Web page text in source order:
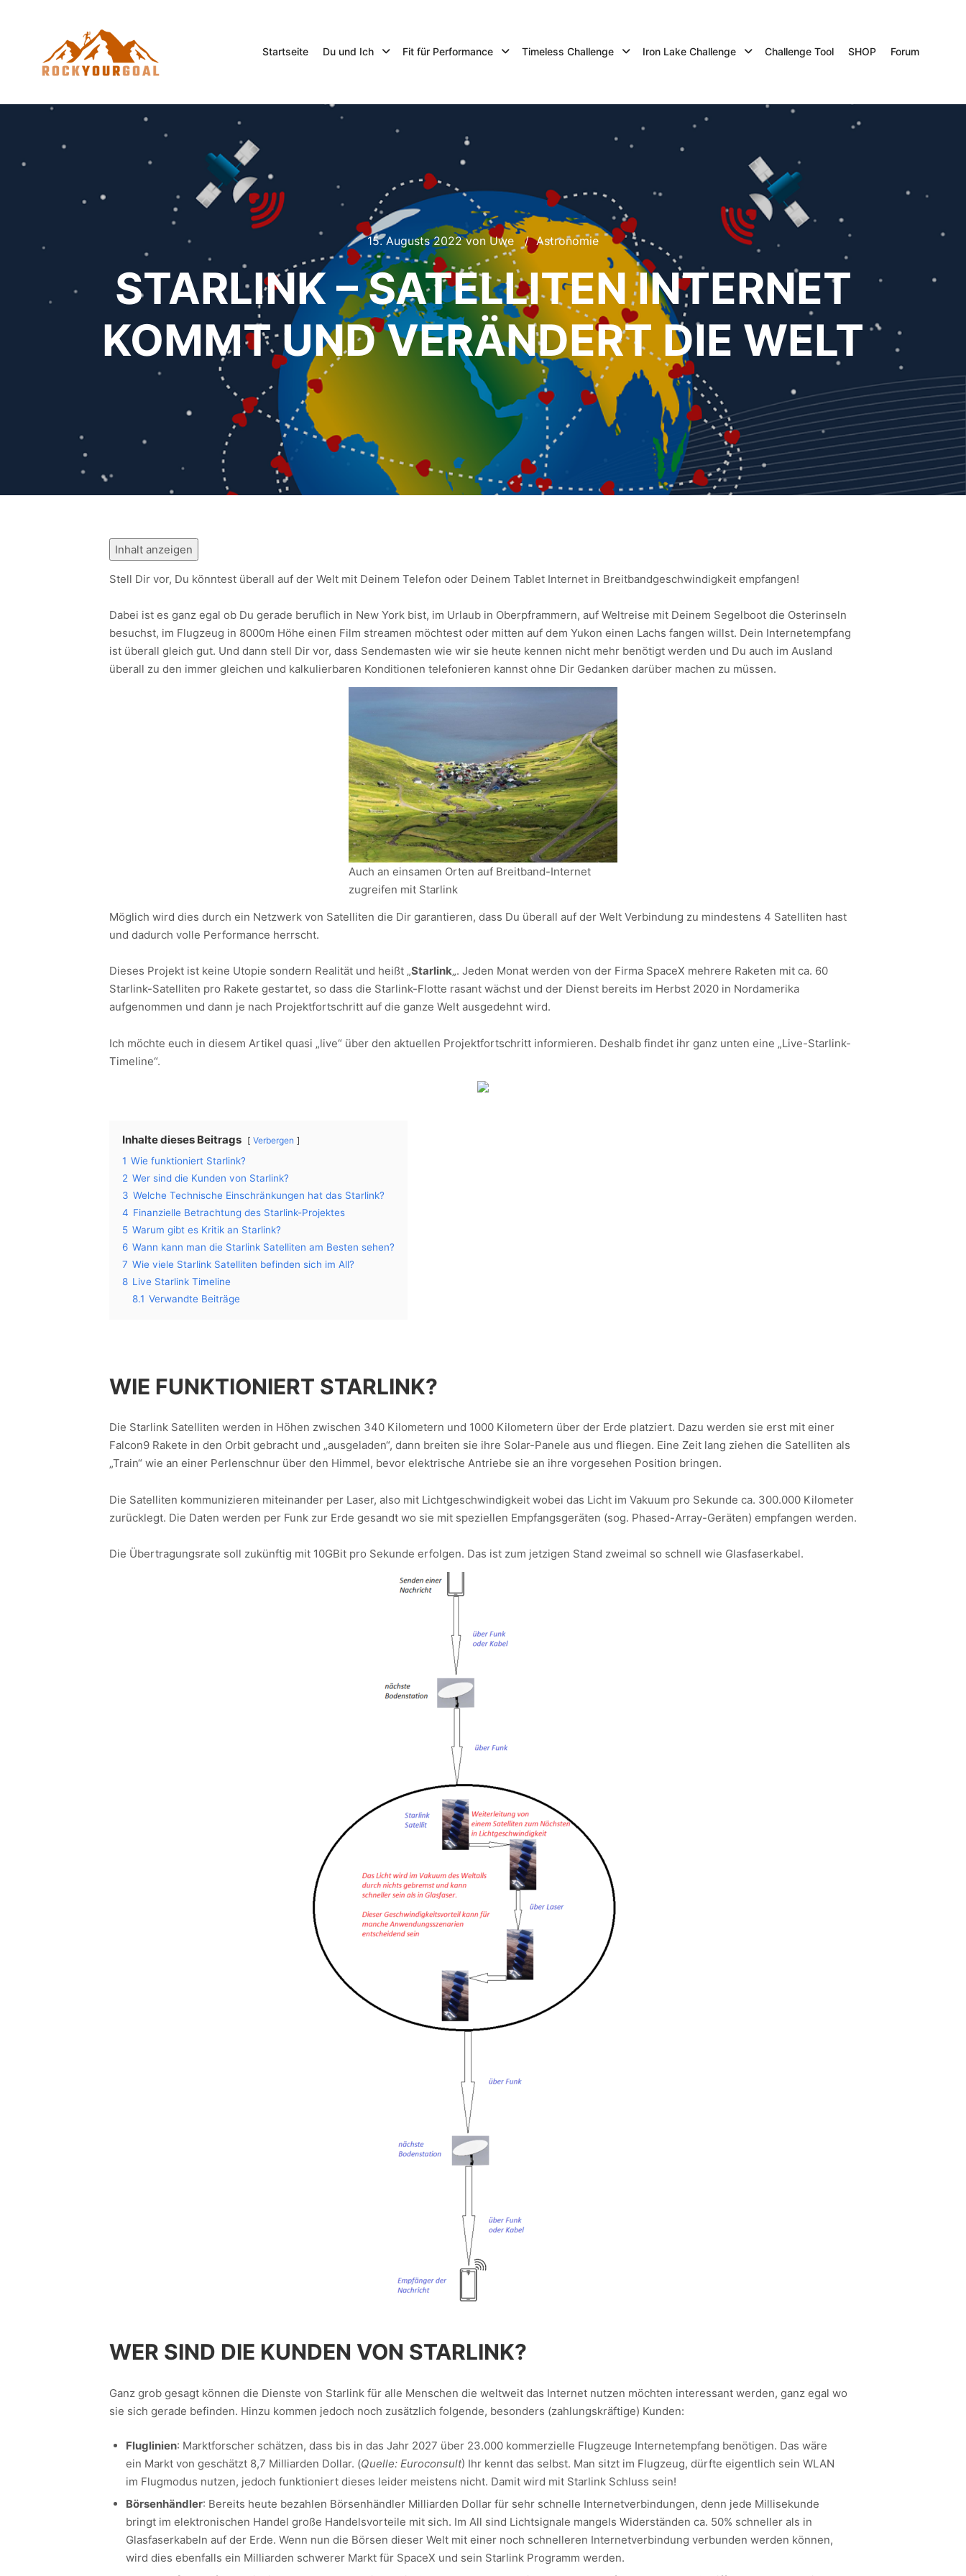
Startseite Du und Ich Fit für Performance Timeless Challenge Iron Lake Challenge Challenge Tool SHOP Forum
15. Augusts 2022von Uwe Astronomie
STARLINK – SATELLITEN INTERNET
KOMMT UND VERÄNDERT DIE WELT
Inhalt anzeigen
Stell Dir vor, Du könntest überall auf der Welt mit Deinem Telefon oder Deinem Tablet Internet in Breitbandgeschwindigkeit empfangen!
Dabei ist es ganz egal ob Du gerade beruflich in New York bist, im Urlaub in Oberpframmern, auf Weltreise mit Deinem Segelboot die Osterinseln
besuchst, im Flugzeug in 8000m Höhe einen Film streamen möchtest oder mitten auf dem Yukon einen Lachs fangen willst. Dein Internetempfang
ist überall gleich gut. Und dann stell Dir vor, dass Sendemasten wie wir sie heute kennen nicht mehr benötigt werden und Du auch im Ausland
überall zu den immer gleichen und kalkulierbaren Konditionen telefonieren kannst ohne Dir Gedanken darüber machen zu müssen.
Auch an einsamen Orten auf Breitband-Internet
zugreifen mit Starlink
Möglich wird dies durch ein Netzwerk von Satelliten die Dir garantieren, dass Du überall auf der Welt Verbindung zu mindestens 4 Satelliten hast
und dadurch volle Performance herrscht.
Dieses Projekt ist keine Utopie sondern Realität und heißt „Starlink„. Jeden Monat werden von der Firma SpaceX mehrere Raketen mit ca. 60
Starlink-Satelliten pro Rakete gestartet, so dass die Starlink-Flotte rasant wächst und der Dienst bereits im Herbst 2020 in Nordamerika
aufgenommen und dann je nach Projektfortschritt auf die ganze Welt ausgedehnt wird.
Ich möchte euch in diesem Artikel quasi „live“ über den aktuellen Projektfortschritt informieren. Deshalb findet ihr ganz unten eine „Live-Starlink-
Timeline“.
Inhalte dieses Beitrags Verbergen
1 Wie funktioniert Starlink?
2 Wer sind die Kunden von Starlink?
3 Welche Technische Einschränkungen hat das Starlink?
4 Finanzielle Betrachtung des Starlink-Projektes
5 Warum gibt es Kritik an Starlink?
6 Wann kann man die Starlink Satelliten am Besten sehen?
7 Wie viele Starlink Satelliten befinden sich im All?
8 Live Starlink Timeline
8.1 Verwandte Beiträge
WIE FUNKTIONIERT STARLINK?
Die Starlink Satelliten werden in Höhen zwischen 340 Kilometern und 1000 Kilometern über der Erde platziert. Dazu werden sie erst mit einer
Falcon9 Rakete in den Orbit gebracht und „ausgeladen“, dann breiten sie ihre Solar-Panele aus und fliegen. Eine Zeit lang ziehen die Satelliten als
„Train“ wie an einer Perlenschnur über den Himmel, bevor elektrische Antriebe sie an ihre vorgesehen Position bringen.
Die Satelliten kommunizieren miteinander per Laser, also mit Lichtgeschwindigkeit wobei das Licht im Vakuum pro Sekunde ca. 300.000 Kilometer
zurücklegt. Die Daten werden per Funk zur Erde gesandt wo sie mit speziellen Empfangsgeräten (sog. Phased-Array-Geräten) empfangen werden.
Die Übertragungsrate soll zukünftig mit 10GBit pro Sekunde erfolgen. Das ist zum jetzigen Stand zweimal so schnell wie Glasfaserkabel.
WER SIND DIE KUNDEN VON STARLINK?
Ganz grob gesagt können die Dienste von Starlink für alle Menschen die weltweit das Internet nutzen möchten interessant werden, ganz egal wo
sie sich gerade befinden. Hinzu kommen jedoch noch zusätzlich folgende, besonders (zahlungskräftige) Kunden:
Fluglinien: Marktforscher schätzen, dass bis in das Jahr 2027 über 23.000 kommerzielle Flugzeuge Internetempfang benötigen. Das wäre
ein Markt von geschätzt 8,7 Milliarden Dollar. (Quelle: Euroconsult) Ihr kennt das selbst. Man sitzt im Flugzeug, dürfte eigentlich sein WLAN
im Flugmodus nutzen, jedoch funktioniert dieses leider meistens nicht. Damit wird mit Starlink Schluss sein!
Börsenhändler: Bereits heute bezahlen Börsenhändler Milliarden Dollar für sehr schnelle Internetverbindungen, denn jede Millisekunde
bringt im elektronischen Handel große Handelsvorteile mit sich. Im All sind Lichtsignale mangels Widerständen ca. 50% schneller als in
Glasfaserkabeln auf der Erde. Wenn nun die Börsen dieser Welt mit einer noch schnelleren Internetverbindung verbunden werden können,
wird dies ebenfalls ein Milliarden schwerer Markt für SpaceX und sein Starlink Programm werden.